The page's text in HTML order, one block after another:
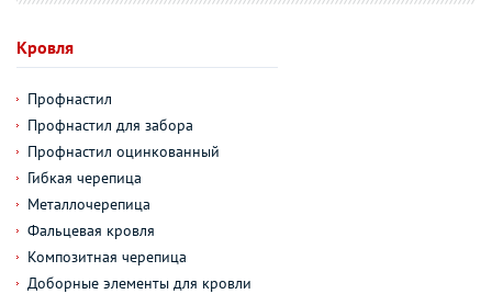
Кровля
Профнастил
Профнастил для забора
Профнастил оцинкованный
Гибкая черепица
Металлочерепица
Фальцевая кровля
Композитная черепица
Доборные элементы для кровли